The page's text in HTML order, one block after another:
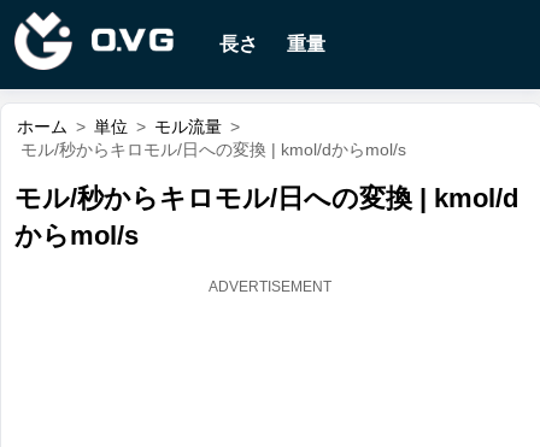
長さ 重量
ホーム > 単位 > モル流量 >
モル/秒からキロモル/日への変換 | kmol/dからmol/s
モル/秒からキロモル/日への変換 | kmol/d
からmol/s